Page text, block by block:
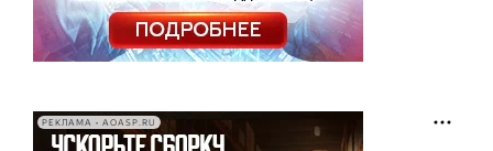
РЕКЛАМА • AOASP.RU